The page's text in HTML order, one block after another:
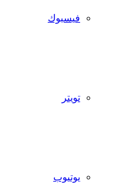
فيسبوك
تويتر
يوتيوب